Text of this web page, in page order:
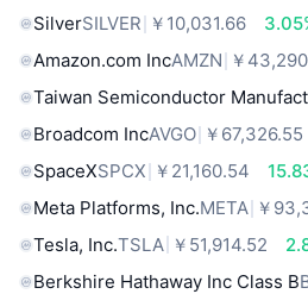
SilverSILVER ￥10,031.66
Amazon.com IncAMZN ￥
Taiwan Semiconductor
Broadcom IncAVGO ￥67,326.55
SpaceXSPCX ￥21,160.54
Meta Platforms, Inc.META ￥
Tesla, Inc.TSLA ￥51,914.52
Berkshire Hathaway Inc Class B